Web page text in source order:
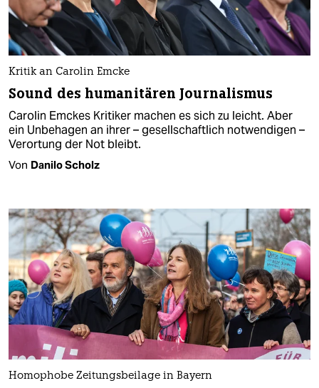
Kritik an Carolin Emcke
Sound des humanitären Journalismus
Carolin Emckes Kritiker machen es sich zu leicht. Aber
ein Unbehagen an ihrer – gesellschaftlich notwendigen –
Verortung der Not bleibt.
Von Danilo Scholz
Homophobe Zeitungsbeilage in Bayern